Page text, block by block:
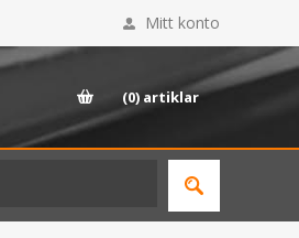
Mitt konto
(0) artiklar